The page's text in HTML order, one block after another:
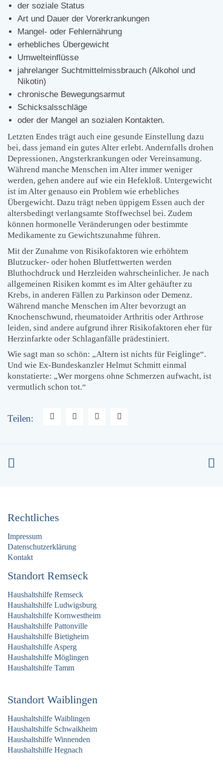
der soziale Status
Art und Dauer der Vorerkrankungen
Mangel- oder Fehlernährung
erhebliches Übergewicht
Umwelteinflüsse
jahrelanger Suchtmittelmissbrauch (Alkohol und
Nikotin)
chronische Bewegungsarmut
Schicksalsschläge
oder der Mangel an sozialen Kontakten.
Letzten Endes trägt auch eine gesunde Einstellung dazu
bei, dass jemand ein gutes Alter erlebt. Andernfalls drohen
Depressionen, Angsterkrankungen oder Vereinsamung.
Während manche Menschen im Alter immer weniger
werden, gehen andere auf wie ein Hefekloß. Untergewicht
ist im Alter genauso ein Problem wie erhebliches
Übergewicht. Dazu trägt neben üppigem Essen auch der
altersbedingt verlangsamte Stoffwechsel bei. Zudem
können hormonelle Veränderungen oder bestimmte
Medikamente zu Gewichtszunahme führen.
Mit der Zunahme von Risikofaktoren wie erhöhtem
Blutzucker- oder hohen Blutfettwerten werden
Bluthochdruck und Herzleiden wahrscheinlicher. Je nach
allgemeinen Risiken kommt es im Alter gehäufter zu
Krebs, in anderen Fällen zu Parkinson oder Demenz.
Während manche Menschen im Alter bevorzugt an
Knochenschwund, rheumatoider Arthritis oder Arthrose
leiden, sind andere aufgrund ihrer Risikofaktoren eher für
Herzinfarkte oder Schlaganfälle prädestiniert.
Wie sagt man so schön: „Altern ist nichts für Feiglinge“.
Und wie Ex-Bundeskanzler Helmut Schmitt einmal
konstatierte: „Wer morgens ohne Schmerzen aufwacht, ist
vermutlich schon tot.“
Teilen:
Rechtliches
Impressum
Datenschutzerklärung
Kontakt
Standort Remseck
Haushaltshilfe Remseck
Haushaltshilfe Ludwigsburg
Haushaltshilfe Kornwestheim
Haushaltshilfe Pattonville
Haushaltshilfe Bietigheim
Haushaltshilfe Asperg
Haushaltshilfe Möglingen
Haushaltshilfe Tamm
Standort Waiblingen
Haushaltshilfe Waiblingen
Haushaltshilfe Schwaikheim
Haushaltshilfe Winnenden
Haushaltshilfe Hegnach